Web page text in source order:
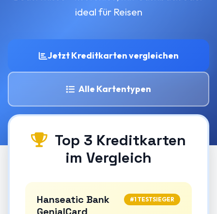
ideal für Reisen
Jetzt Kreditkarten vergleichen
Alle Kartentypen
Top 3 Kreditkarten
im Vergleich
Hanseatic Bank
#1 TESTSIEGER